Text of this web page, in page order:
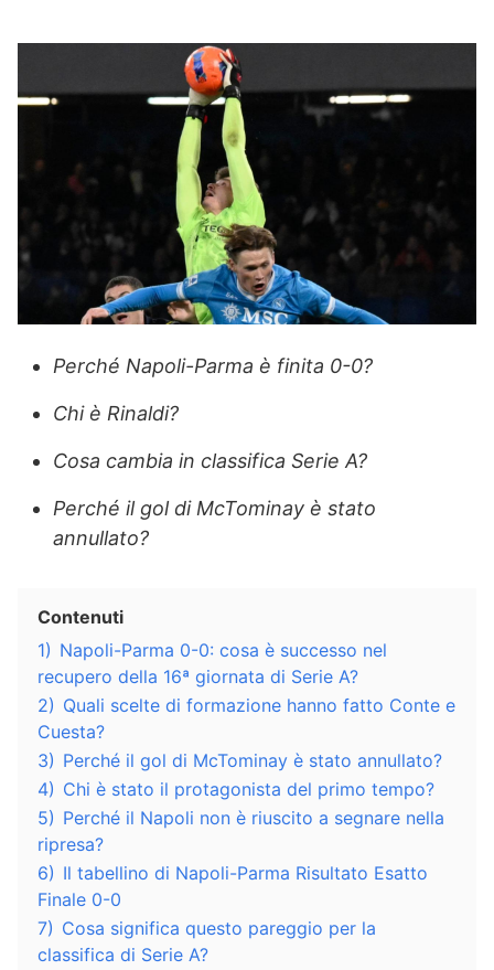
Perché Napoli-Parma è finita 0-0?
Chi è Rinaldi?
Cosa cambia in classifica Serie A?
Perché il gol di McTominay è stato
annullato?
Contenuti
1) Napoli-Parma 0-0: cosa è successo nel
recupero della 16ª giornata di Serie A?
2) Quali scelte di formazione hanno fatto Conte e
Cuesta?
3) Perché il gol di McTominay è stato annullato?
4) Chi è stato il protagonista del primo tempo?
5) Perché il Napoli non è riuscito a segnare nella
ripresa?
6) Il tabellino di Napoli-Parma Risultato Esatto
Finale 0-0
7) Cosa significa questo pareggio per la
classifica di Serie A?